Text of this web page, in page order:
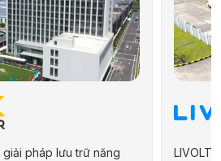
pháp lưu trữ năng